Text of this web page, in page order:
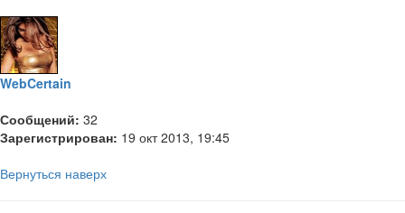
WebCertain
Сообщений: 32
Зарегистрирован: 19 окт 2013, 19:45
Вернуться наверх